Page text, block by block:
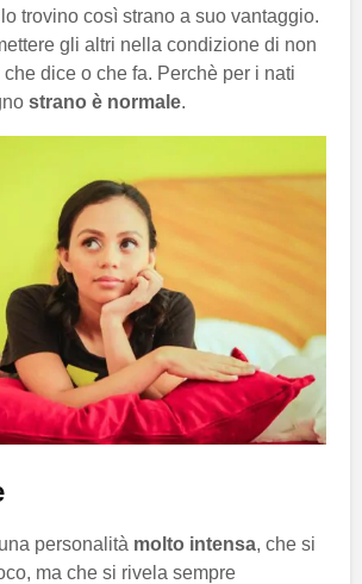
trovino così strano a suo vantaggio.
gli altri nella condizione di non
dice o che fa. Perchè per i nati
strano è normale.
personalità molto intensa, che si
ma che si rivela sempre